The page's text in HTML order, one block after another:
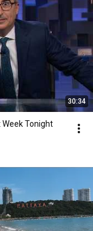
30:34
Week Tonight